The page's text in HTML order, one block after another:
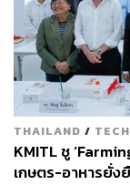
THAILAND / TECH
KMITL ชู
เกษตร-อาหารยั่